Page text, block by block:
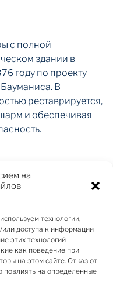
на
технологии,
доступа к информации
этих технологий
как поведение при
на этом сайте. Отказ от
повлиять на определенные
с полной
здании в
году по проекту
В
реставрируется,
и обеспечивая
создание
безопасности в
истории.
этажами
установлен
с функцией
лестница,